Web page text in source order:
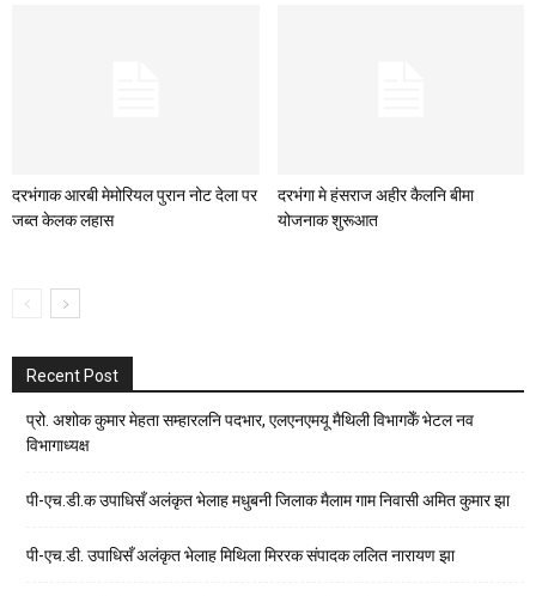
दरभंगाक आरबी मेमोरियल पुरान नोट देला पर
जब्त केलक लहास
दरभंगा मे हंसराज अहीर कैलनि बीमा
योजनाक शुरूआत
Recent Post
प्रो. अशोक कुमार मेहता सम्हारलनि पदभार, एलएनएमयू मैथिली विभागकेँ भेटल नव
विभागाध्यक्ष
पी-एच.डी.क उपाधिसँ अलंकृत भेलाह मधुबनी जिलाक मैलाम गाम निवासी अमित कुमार झा
पी-एच.डी. उपाधिसँ अलंकृत भेलाह मिथिला मिररक संपादक ललित नारायण झा